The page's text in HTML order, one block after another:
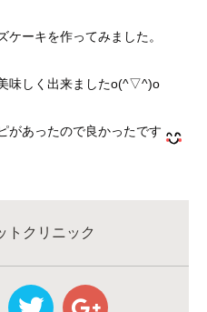
ーキを作ってみました。
味しく出来ましたo(^▽^)o
があったので良かったです
トクリニック